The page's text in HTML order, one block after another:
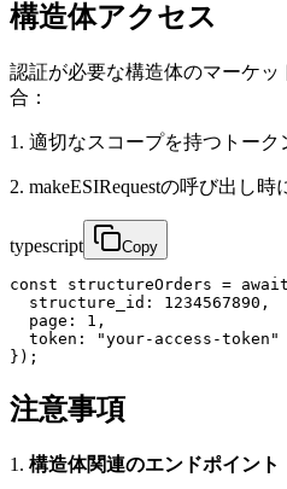
構造体アクセス
認証が必要な構造体のマーケ
合：
1. 適切なスコープを持つトーク
2. makeESIRequestの呼び出し
typescript Copy
const structureOrders =
  structure_id: 1234567890,
  page: 1,
  token: "your-access-token"
});
注意事項
1. 構造体関連のエンドポイント